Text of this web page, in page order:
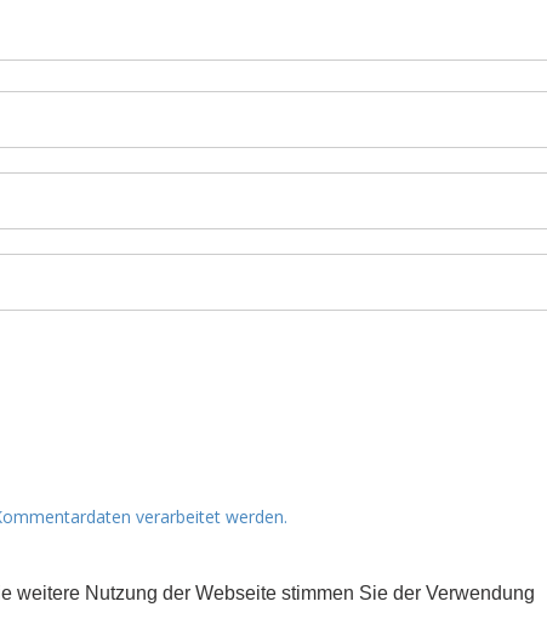
Nutzung der Webseite stimmen Sie der Verwendung
verarbeitet werden.